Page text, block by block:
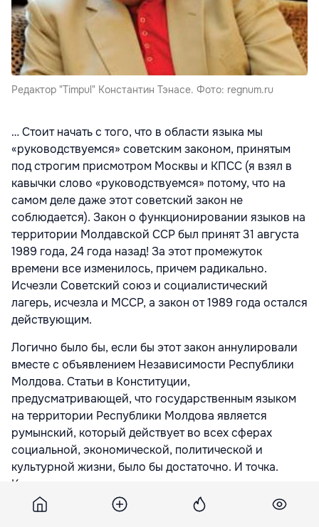
Редактор "Timpul" Константин Тэнасе. Фото: regnum.ru
… Стоит начать с того, что в области языка мы
«руководствуемся» советским законом, принятым
под строгим присмотром Москвы и КПСС (я взял в
кавычки слово «руководствуемся» потому, что на
самом деле даже этот советский закон не
соблюдается). Закон о функционировании языков на
территории Молдавской ССР был принят 31 августа
1989 года, 24 года назад! За этот промежуток
времени все изменилось, причем радикально.
Исчезли Советский союз и социалистический
лагерь, исчезла и МССР, а закон от 1989 года остался
действующим.
Логично было бы, если бы этот закон аннулировали
вместе с объявлением Независимости Республики
Молдова. Статьи в Конституции,
предусматривающей, что государственным языком
на территории Республики Молдова является
румынский, который действует во всех сферах
социальной, экономической, политической и
культурной жизни, было бы достаточно. И точка.
Кстати, такого же мнения придерживался и
академик, известный лингвист Сильвиу Бережан.